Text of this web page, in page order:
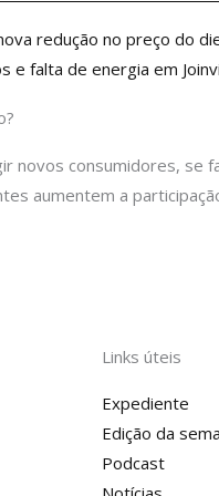
redução no preço do
e falta de energia em
novos consumidores,
aumentem a
Links úteis
Expediente
Edição da
Podcast